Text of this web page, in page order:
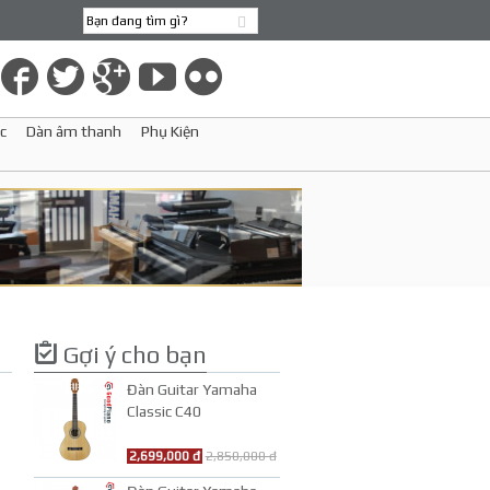
Dàn âm thanh
Phụ Kiện
Gợi ý cho bạn
Đàn Guitar Yamaha
Classic C40
2,699,000 đ 2,850,000 đ